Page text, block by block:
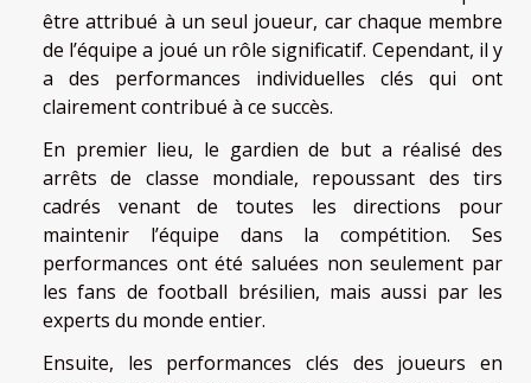
être attribué à un seul joueur, car chaque membre
de l’équipe a joué un rôle significatif. Cependant, il y
a des performances individuelles clés qui ont
clairement contribué à ce succès.
En premier lieu, le gardien de but a réalisé des
arrêts de classe mondiale, repoussant des tirs
cadrés venant de toutes les directions pour
maintenir l’équipe dans la compétition. Ses
performances ont été saluées non seulement par
les fans de football brésilien, mais aussi par les
experts du monde entier.
Ensuite, les performances clés des joueurs en